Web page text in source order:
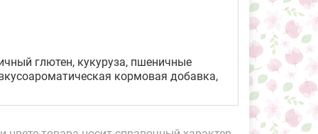
глютен, кукуруза, пшеничные
кормовая добавка,